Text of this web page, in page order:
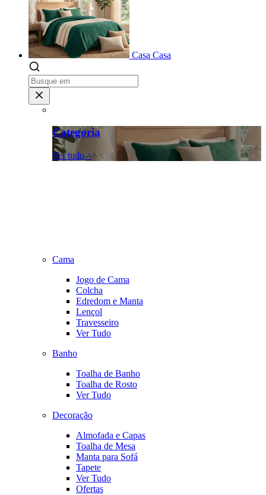
Casa Casa
Categoria
Ver tudo >
Cama
Jogo de Cama
Colcha
Edredom e Manta
Lençol
Travesseiro
Ver Tudo
Banho
Toalha de Banho
Toalha de Rosto
Ver Tudo
Decoração
Almofada e Capas
Toalha de Mesa
Manta para Sofá
Tapete
Ver Tudo
Ofertas